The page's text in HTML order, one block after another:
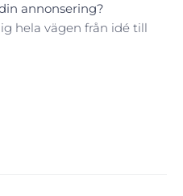
annonsering?
hela vägen från idé till